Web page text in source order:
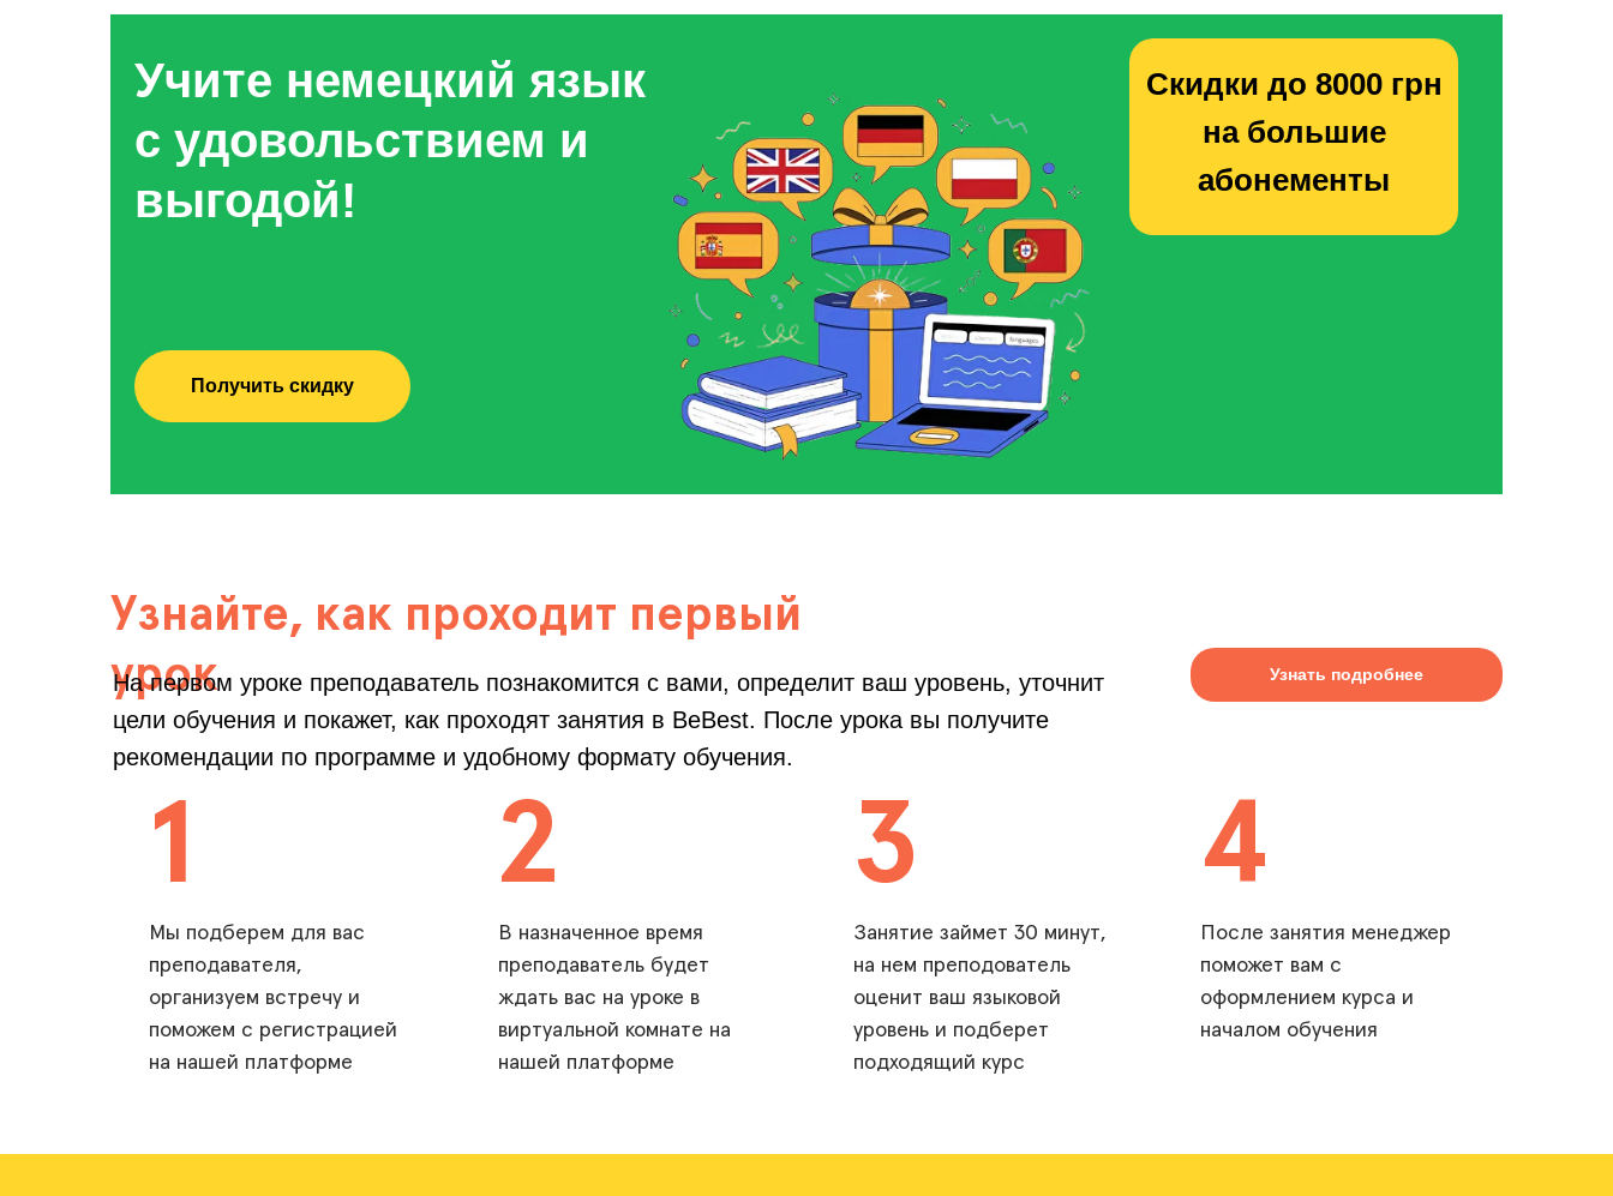
Получить скидку
Учите немецкий язык
с удовольствием и
выгодой!
Скидки до 8000 грн
на большие
абонементы
Узнайте, как проходит первый
урок
1
Мы подберем для вас
преподавателя,
организуем встречу и
поможем с регистрацией
на нашей платформе
2
В назначенное время
преподаватель будет
ждать вас на уроке в
виртуальной комнате на
нашей платформе
3
Занятие займет 30 минут,
на нем преподователь
оценит ваш языковой
уровень и подберет
подходящий курс
4
После занятия менеджер
поможет вам с
оформлением курса и
началом обучения
Узнать подробнее
На первом уроке преподаватель познакомится с вами, определит ваш уровень, уточнит
цели обучения и покажет, как проходят занятия в BeBest. После урока вы получите
рекомендации по программе и удобному формату обучения.